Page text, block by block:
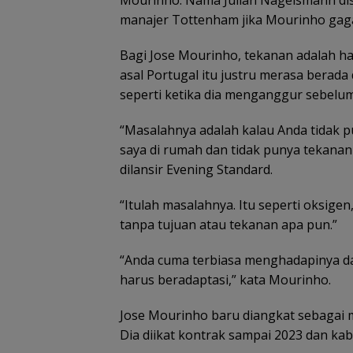
manajer Tottenham jika Mourinho
Bagi Jose Mourinho, tekanan adalah
asal Portugal itu justru merasa
seperti ketika dia menganggur
“Masalahnya adalah kalau Anda tidak
saya di rumah dan tidak punya
dilansir Evening Standard.
“Itulah masalahnya. Itu seperti
tanpa tujuan atau tekanan apa pun.”
“Anda cuma terbiasa menghadapinya
harus beradaptasi,” kata Mourinho.
Jose Mourinho baru diangkat sebagai
Dia diikat kontrak sampai 2023 dan
Lindungi Laut
dan Jaga
Ekonomi
Pesisir
Polisi
Ingatkan
Nelayan
Keselamatan
Saat Melaut
dengan